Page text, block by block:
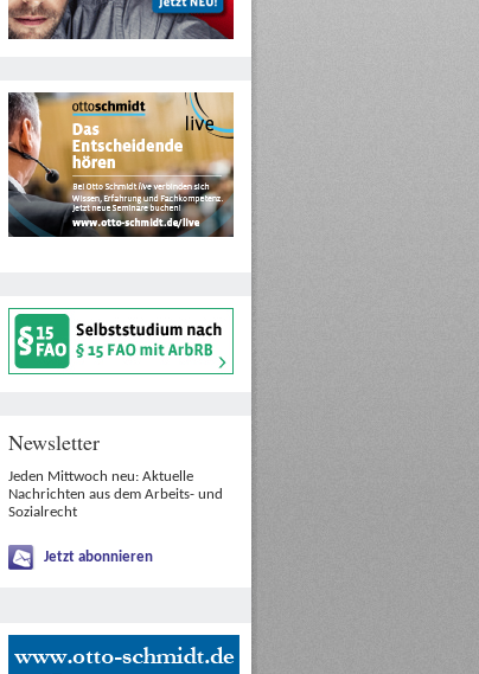
Newsletter
Jeden Mittwoch neu: Aktuelle
Nachrichten aus dem Arbeits- und
Sozialrecht
Jetzt abonnieren